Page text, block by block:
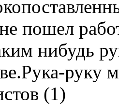
пошел
нибудь
руку
(1)